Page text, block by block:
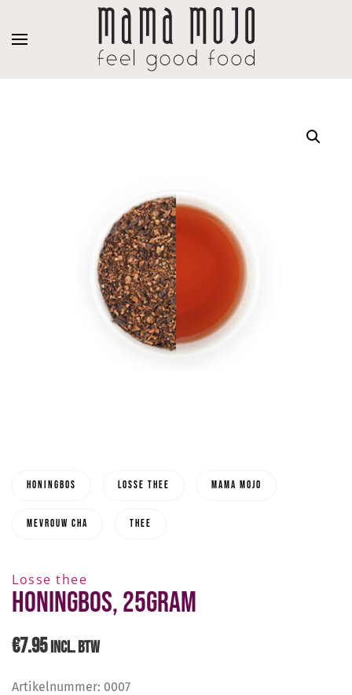
Overslaan en naar de inhoud gaan
honingbos losse thee Mama Mojo
mevrouw cha thee
Losse thee
Honingbos, 25gram
€7.95INCL. BTW
Artikelnummer: 0007